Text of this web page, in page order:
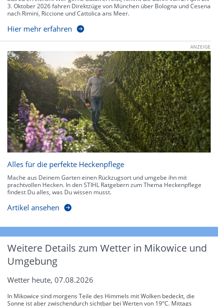
3. Oktober 2026 fahren Direktzüge von München über Bologna und Cesena
nach Rimini, Riccione und Cattolica ans Meer.
Hier mehr erfahren
ANZEIGE
Alles für die perfekte Heckenpflege
Mache aus Deinem Garten einen Rückzugsort und umgebe ihn mit
prachtvollen Hecken. In den STIHL Ratgebern zum Thema Heckenpflege
findest Du alles, was Du wissen musst.
Artikel ansehen
Weitere Details zum Wetter in Mikowice und
Umgebung
Wetter heute, 07.08.2026
In Mikowice sind morgens Teile des Himmels mit Wolken bedeckt, die
Sonne ist aber zwischendurch sichtbar bei Werten von 19°C. Mittags